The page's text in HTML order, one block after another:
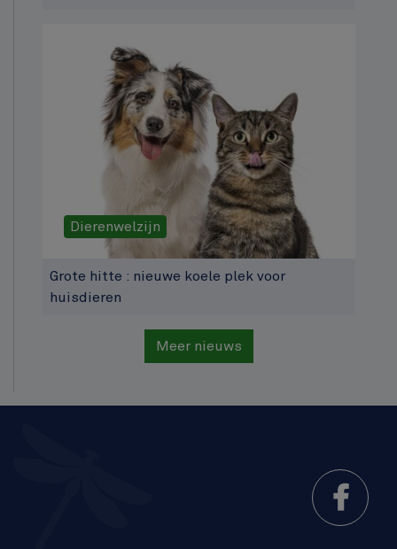
Dierenwelzijn
Grote hitte : nieuwe koele plek voor
huisdieren
Meer nieuws